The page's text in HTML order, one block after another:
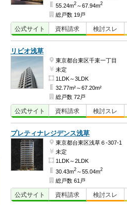
55.24m2 ～67.94m2
総戸数 19戸
公式サイト 資料請求 検討スレ
リビオ浅草
東京都台東区千束一丁目
未定
1LDK～3LDK
32.77m²～67.20m²
総戸数 72戸
公式サイト 資料請求 検討スレ
プレティナレジデンス浅草
東京都台東区浅草６-307-1
未定
1LDK～2LDK
30.43m2 ～55.04m2
総戸数 61戸
公式サイト 資料請求 検討スレ